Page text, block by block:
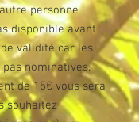
personne
disponible avant
validité car les
nominatives.
de 15€ vous sera
souhaitez